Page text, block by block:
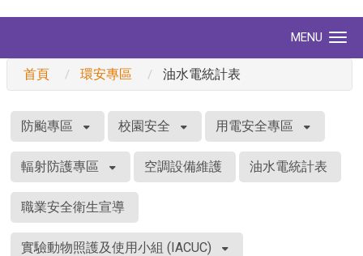
MENU
首頁 環安專區 油水電統計表
防颱專區 校園安全 用電安全專區
輻射防護專區 空調設備維護 油水電統計表
職業安全衛生宣導
實驗動物照護及使用小組 (IACUC)